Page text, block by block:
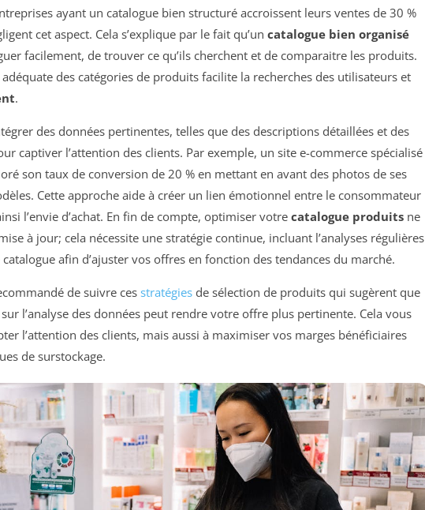
ayant un catalogue bien structuré accroissent leurs ventes de 30 %
cet aspect. Cela s’explique par le fait qu’un catalogue bien organisé
facilement, de trouver ce qu’ils cherchent et de comparaitre les produits.
des catégories de produits facilite la recherches des utilisateurs et
.
des données pertinentes, telles que des descriptions détaillées et des
captiver l’attention des clients. Par exemple, un site e-commerce spécialisé
son taux de conversion de 20 % en mettant en avant des photos de ses
Cette approche aide à créer un lien émotionnel entre le consommateur
l’envie d’achat. En fin de compte, optimiser votre catalogue produits ne
à jour; cela nécessite une stratégie continue, incluant l’analyses régulières
afin d’ajuster vos offres en fonction des tendances du marché.
de suivre ces stratégies de sélection de produits qui sugèrent que
l’analyse des données peut rendre votre offre plus pertinente. Cela vous
l’attention des clients, mais aussi à maximiser vos marges bénéficiaires
de surstockage.